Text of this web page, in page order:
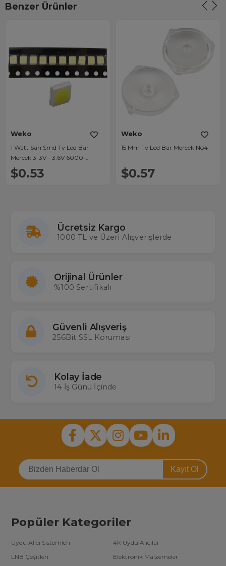
Benzer Ürünler
Weko
1 Watt Sarı Smd Tv Led Bar
Mercek 3-3V - 3.6V 6000-
6500K
$0.53
Weko
15 Mm Tv Led Bar Mercek No4
$0.57
Ücretsiz Kargo
1000 TL ve Üzeri Alışverişlerde
Orijinal Ürünler
%100 Sertifikalı
Güvenli Alışveriş
256Bit SSL Koruması
Kolay İade
14 İş Günü İçinde
Kayıt Ol
Popüler Kategoriler
Uydu Alıcı Sistemleri
4K Uydu Alıcılar
LNB Çeşitleri
Elektronik Malzemeler